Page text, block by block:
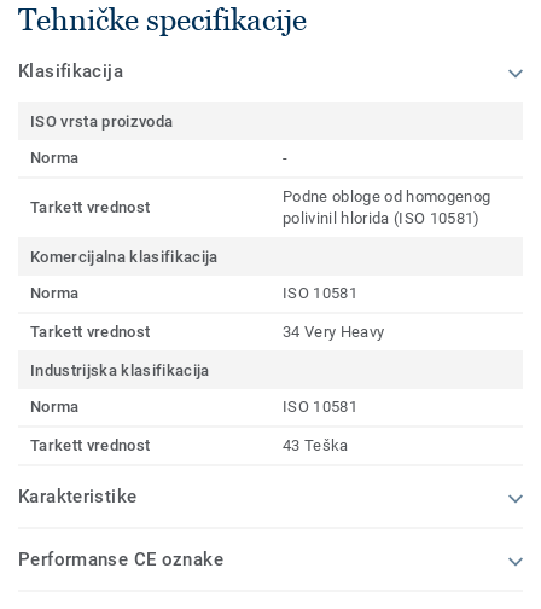
Tehničke specifikacije
Klasifikacija
ISO vrsta proizvoda
Norma
-
Tarkett vrednost
Podne obloge od homogenog
polivinil hlorida (ISO 10581)
Komercijalna klasifikacija
Norma
ISO 10581
Tarkett vrednost 34 Very Heavy
Industrijska klasifikacija
Norma
ISO 10581
Tarkett vrednost 43 Teška
Karakteristike
Performanse CE oznake